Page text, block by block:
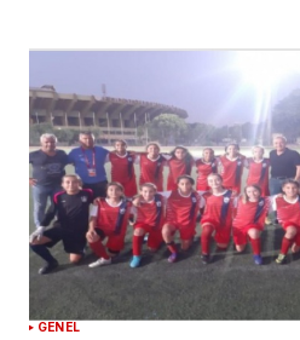
GENEL